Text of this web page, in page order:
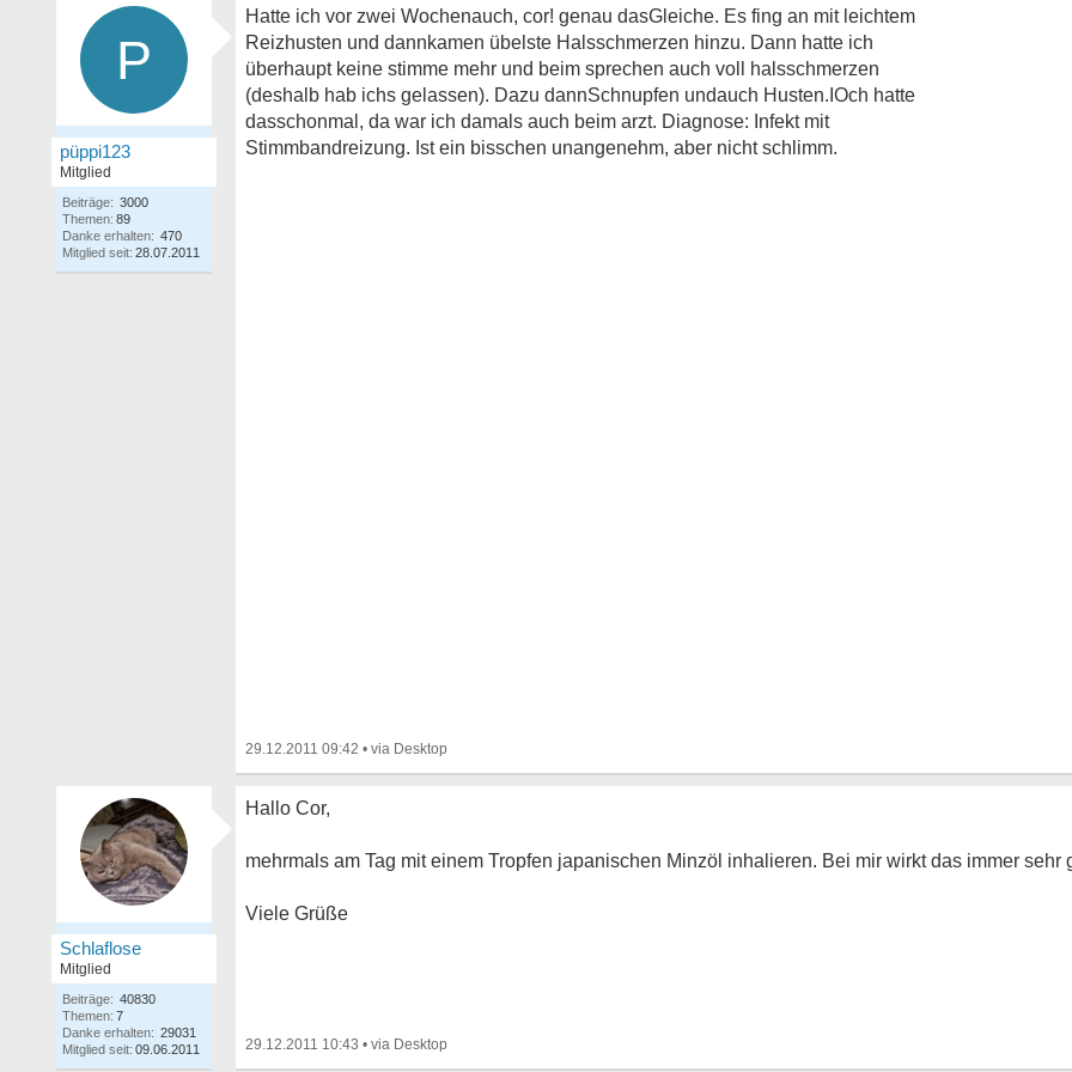
P
püppi123
Mitglied
Beiträge: 3000
Themen: 89
Danke erhalten: 470
Mitglied seit: 28.07.2011
Hatte ich vor zwei Wochenauch, cor! genau dasGleiche. Es fing an mit leichtem
Reizhusten und dannkamen übelste Halsschmerzen hinzu. Dann hatte ich
überhaupt keine stimme mehr und beim sprechen auch voll halsschmerzen
(deshalb hab ichs gelassen). Dazu dannSchnupfen undauch Husten.IOch hatte
dasschonmal, da war ich damals auch beim arzt. Diagnose: Infekt mit
Stimmbandreizung. Ist ein bisschen unangenehm, aber nicht schlimm.
29.12.2011 09:42 •
Schlaflose
Mitglied
Beiträge: 40830
Themen: 7
Danke erhalten: 29031
Mitglied seit: 09.06.2011
Hallo Cor,
mehrmals am Tag mit einem Tropfen japanischen Minzöl inhalieren. Bei mir wirkt das immer sehr
Viele Grüße
29.12.2011 10:43 •